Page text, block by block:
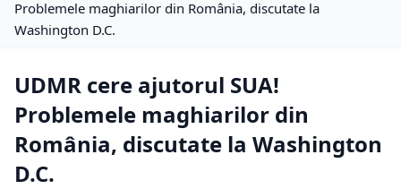
Problemele maghiarilor din România, discutate la
Washington D.C.
UDMR cere ajutorul SUA!
Problemele maghiarilor din
România, discutate la Washington
D.C.